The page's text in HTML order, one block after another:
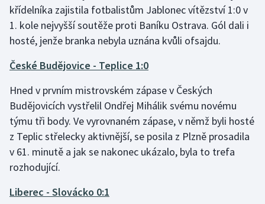
Stolní tenis
Triatlon
Veslování
Vodní slalom
Volejbal
Ostatní
křídelníka zajistila fotbalistům Jablonec vítězství 1:0 v
1. kole nejvyšší soutěže proti Baníku Ostrava. Gól dali i
hosté, jenže branka nebyla uznána kvůli ofsajdu.
České Budějovice - Teplice 1:0
Hned v prvním mistrovském zápase v Českých
Budějovicích vystřelil Ondřej Mihálik svému novému
týmu tři body. Ve vyrovnaném zápase, v němž byli hosté
z Teplic střelecky aktivnější, se posila z Plzně prosadila
v 61. minutě a jak se nakonec ukázalo, byla to trefa
rozhodující.
Liberec - Slovácko 0:1